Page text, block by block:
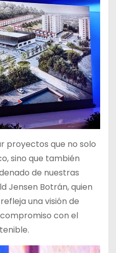
proyectos que no solo
sino que también
de nuestras
Jensen Botrán, quien
una visión de
con el